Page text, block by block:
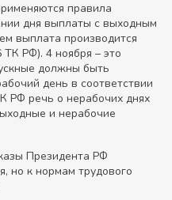
правила
дня выплаты с выходным
выплата производится
ТК РФ). 4 ноября – это
должны быть
день в соответствии
РФ речь о нерабочих днях
и нерабочие
Президента РФ
но к нормам трудового